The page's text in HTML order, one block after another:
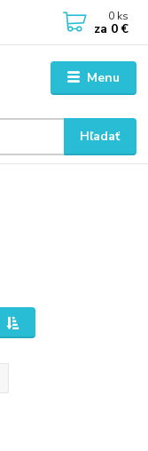
Menu
Hľadať
0 ks
za 0 €